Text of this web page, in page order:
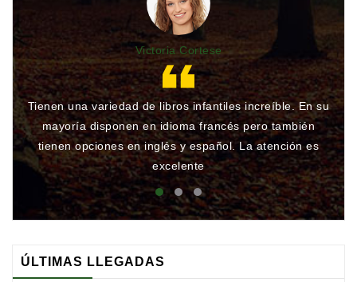
Victoria Cortese
Tienen una variedad de libros infantiles increíble. En su
mayoría disponen en idioma francés pero también
tienen opciones en inglés y español. La atención es
excelente
ÚLTIMAS LLEGADAS